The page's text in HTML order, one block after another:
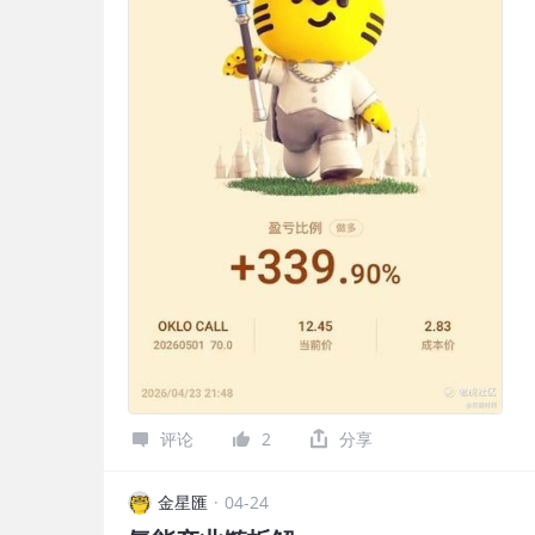
评论 2 分享
金星匯 · 04-24